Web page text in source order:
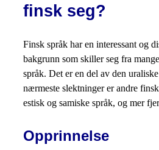
finsk seg?
Finsk språk har en interessant og
bakgrunn som skiller seg fra
språk. Det er en del av den
nærmeste slektninger er andre
estisk og samiske språk, og mer
Opprinnelse